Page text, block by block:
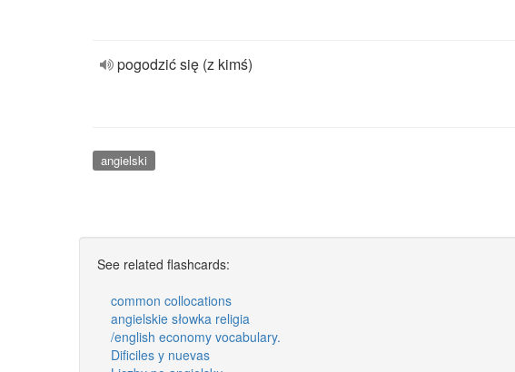
pogodzić się (z kimś)
angielski
See related flashcards:
common collocations
angielskie słowka religia
/english economy vocabulary.
Dificiles y nuevas